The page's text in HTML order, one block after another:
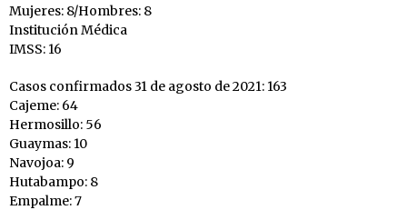
Mujeres: 8/Hombres: 8
Institución Médica
IMSS: 16
Casos confirmados 31 de agosto de 2021: 163
Cajeme: 64
Hermosillo: 56
Guaymas: 10
Navojoa: 9
Hutabampo: 8
Empalme: 7